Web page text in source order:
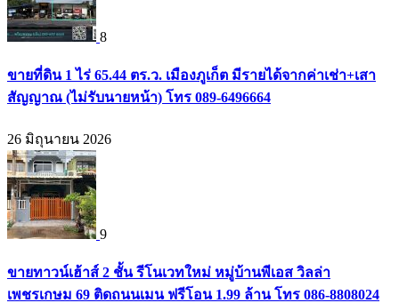
8
ขายที่ดิน 1 ไร่ 65.44 ตร.ว. เมืองภูเก็ต มีรายได้จากค่าเช่า+เสา
สัญญาณ (ไม่รับนายหน้า) โทร 089-6496664
26 มิถุนายน 2026
9
ขายทาวน์เฮ้าส์ 2 ชั้น รีโนเวทใหม่ หมู่บ้านพีเอส วิลล่า
เพชรเกษม 69 ติดถนนเมน ฟรีโอน 1.99 ล้าน โทร 086-8808024